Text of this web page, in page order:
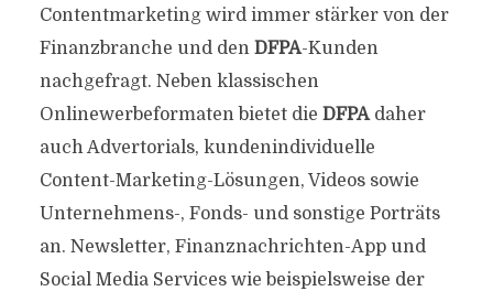
Contentmarketing wird immer stärker von der
Finanzbranche und den DFPA-Kunden
nachgefragt. Neben klassischen
Onlinewerbeformaten bietet die DFPAdaher
auch Advertorials, kundenindividuelle
Content-Marketing-Lösungen, Videos sowie
Unternehmens-, Fonds- und sonstige Porträts
an. Newsletter, Finanznachrichten-App und
Social Media Services wie beispielsweise der